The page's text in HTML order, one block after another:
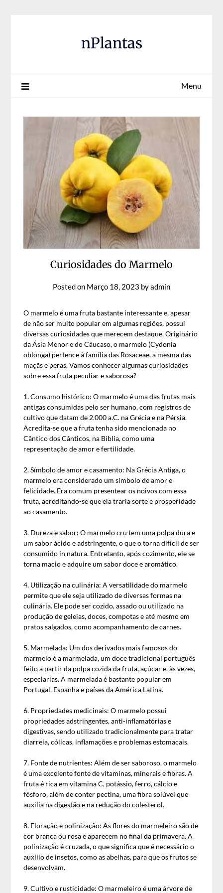
nPlantas
Menu
Curiosidades do Marmelo
Posted on Março 18, 2023 byadmin
O marmelo é uma fruta bastante interessante e, apesar
de não ser muito popular em algumas regiões, possui
diversas curiosidades que merecem destaque. Originário
da Ásia Menor e do Cáucaso, o marmelo (Cydonia
oblonga) pertence à família das Rosaceae, a mesma das
maçãs e peras. Vamos conhecer algumas curiosidades
sobre essa fruta peculiar e saborosa?
1. Consumo histórico: O marmelo é uma das frutas mais
antigas consumidas pelo ser humano, com registros de
cultivo que datam de 2.000 a.C. na Grécia e na Pérsia.
Acredita-se que a fruta tenha sido mencionada no
Cântico dos Cânticos, na Bíblia, como uma
representação de amor e fertilidade.
2. Símbolo de amor e casamento: Na Grécia Antiga, o
marmelo era considerado um símbolo de amor e
felicidade. Era comum presentear os noivos com essa
fruta, acreditando-se que ela traria sorte e prosperidade
ao casamento.
3. Dureza e sabor: O marmelo cru tem uma polpa dura e
um sabor ácido e adstringente, o que o torna difícil de ser
consumido in natura. Entretanto, após cozimento, ele se
torna macio e adquire um sabor doce e aromático.
4. Utilização na culinária: A versatilidade do marmelo
permite que ele seja utilizado de diversas formas na
culinária. Ele pode ser cozido, assado ou utilizado na
produção de geleias, doces, compotas e até mesmo em
pratos salgados, como acompanhamento de carnes.
5. Marmelada: Um dos derivados mais famosos do
marmelo é a marmelada, um doce tradicional português
feito a partir da polpa cozida da fruta, açúcar e, às vezes,
especiarias. A marmelada é bastante popular em
Portugal, Espanha e países da América Latina.
6. Propriedades medicinais: O marmelo possui
propriedades adstringentes, anti-inflamatórias e
digestivas, sendo utilizado tradicionalmente para tratar
diarreia, cólicas, inflamações e problemas estomacais.
7. Fonte de nutrientes: Além de ser saboroso, o marmelo
é uma excelente fonte de vitaminas, minerais e fibras. A
fruta é rica em vitamina C, potássio, ferro, cálcio e
fósforo, além de conter pectina, uma fibra solúvel que
auxilia na digestão e na redução do colesterol.
8. Floração e polinização: As flores do marmeleiro são de
cor branca ou rosa e aparecem no final da primavera. A
polinização é cruzada, o que significa que é necessário o
auxílio de insetos, como as abelhas, para que os frutos se
desenvolvam.
9. Cultivo e rusticidade: O marmeleiro é uma árvore de